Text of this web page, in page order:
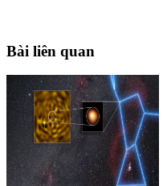
Bài liên quan